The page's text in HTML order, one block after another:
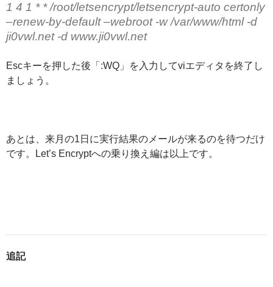
1 4 1 * * /root/letsencrypt/letsencrypt-auto certonly
–renew-by-default –webroot -w /var/www/html -d
ji0vwl.net -d www.ji0vwl.net
Escキーを押した後「:WQ」を入力してviエディタを終了し
ましょう。
あとは、来月の1日に実行結果のメールが来るのを待つだけ
です。Let’s Encryptへの乗り換え編は以上です。
追記